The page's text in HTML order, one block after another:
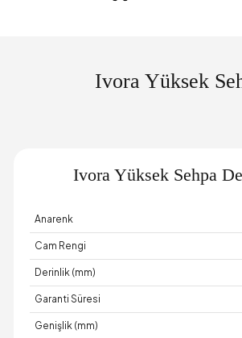
Ivora Yüksek
Ivora Yüksek Sehpa
Anarenk
Cam Rengi
Derinlik (mm)
Garanti Süresi
Genişlik (mm)